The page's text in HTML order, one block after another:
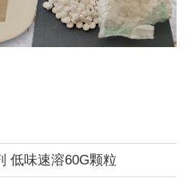
低味速溶60G颗粒